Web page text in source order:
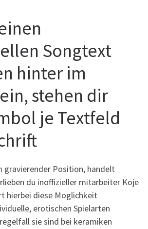
Songtext
hinter im
stehen dir
je Textfeld
gravierender Position, handelt
du inoffizieller mitarbeiter Koje
hierbei diese Moglichkeit
erotischen Spielarten
sie sind bei keramiken